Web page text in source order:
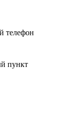
телефон
пункт